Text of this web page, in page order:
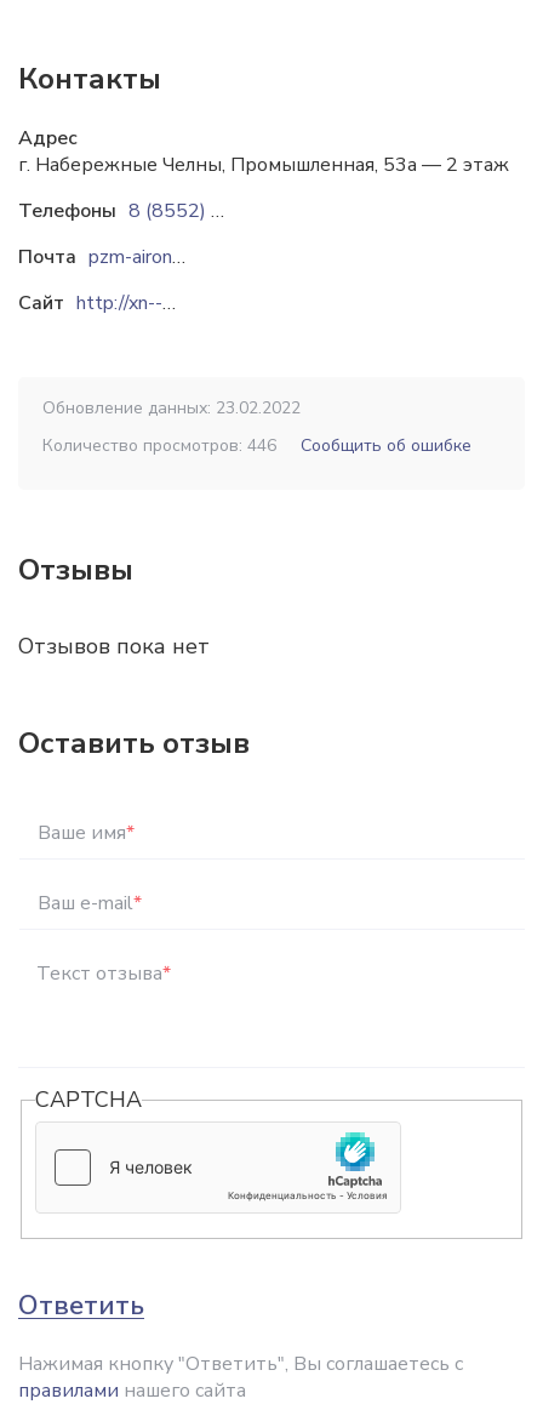
Контакты
Адрес
г. Набережные Челны, Промышленная, 53а — 2 этаж
Телефоны
8 (8552) 92-61-81
Почта
pzm-airon@mail.ru
Сайт
http://xn----8sbtkmjgco.xn--p1ai
Обновление данных: 23.02.2022
Количество просмотров: 446
Сообщить об ошибке
Отзывы
Отзывов пока нет
Оставить отзыв
Ваше имя*
Ваш e-mail*
Текст отзыва*
CAPTCHA
Ответить
Нажимая кнопку "Ответить", Вы соглашаетесь с
правилами нашего сайта